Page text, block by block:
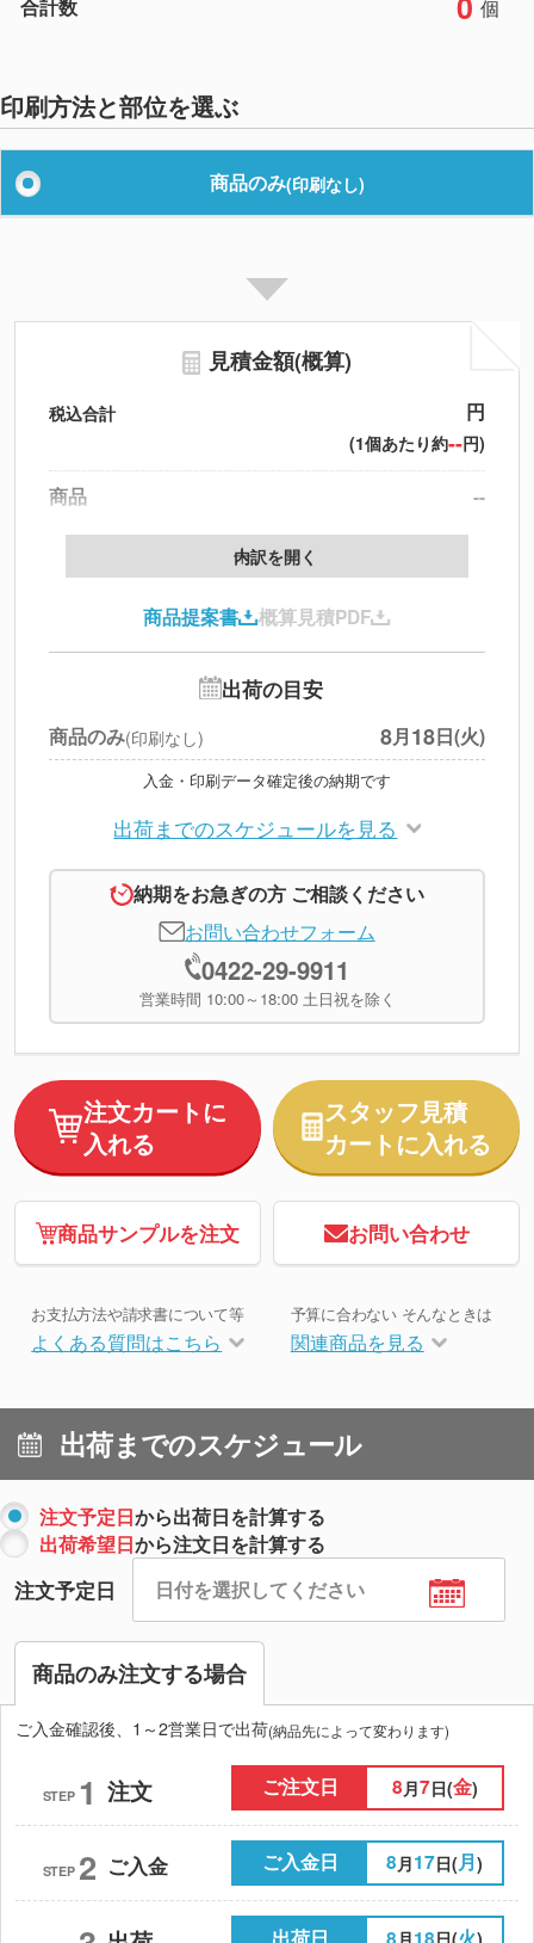
合計数 個
印刷方法と部位を選ぶ
商品のみ(印刷なし)
見積金額(概算)
税込合計 円
(1個あたり約--円)
商品
--
送料
※北海道・沖縄・離島 別途
※上記小計は税別です
内訳を開く
商品提案書 概算見積PDF
出荷の目安
商品のみ(印刷なし) 8月18日(火)
入金・印刷データ確定後の納期です
出荷までのスケジュールを見る
納期をお急ぎの方 ご相談ください
お問い合わせフォーム
0422-29-9911
営業時間 10:00～18:00 土日祝を除く
注文カートに
入れる
スタッフ見積
カートに入れる
商品サンプルを注文 お問い合わせ
お支払方法や請求書について等
よくある質問はこちら
予算に合わない そんなときは
関連商品を見る
出荷までのスケジュール
注文予定日から出荷日を計算する
出荷希望日から注文日を計算する
注文予定日
商品のみ注文する場合
ご入金確認後、1～2営業日で出荷(納品先によって変わります)
STEP 1 注文 ご注文日 8 月7日(金)
STEP 2 ご入金 ご入金日 8 月17日(月)
出荷日 8 18 火